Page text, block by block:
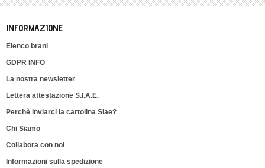
INFORMAZIONE
Elenco brani
GDPR INFO
La nostra newsletter
Lettera attestazione S.I.A.E.
Perchè inviarci la cartolina Siae?
Chi Siamo
Collabora con noi
Informazioni sulla spedizione